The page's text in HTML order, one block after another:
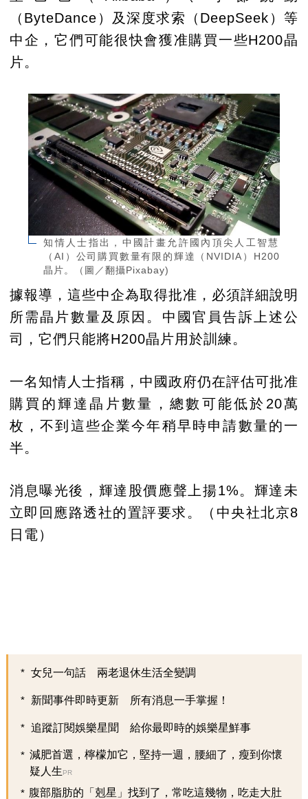
（ByteDance）及深度求索（DeepSeek）等
中企，它們可能很快會獲准購買一些H200晶
片。
知情人士指出，中國計畫允許國內頂尖人工智慧
（AI）公司購買數量有限的輝達（NVIDIA）H200
晶片。（圖／翻攝Pixabay)
據報導，這些中企為取得批准，必須詳細說明
所需晶片數量及原因。中國官員告訴上述公
司，它們只能將H200晶片用於訓練。
一名知情人士指稱，中國政府仍在評估可批准
購買的輝達晶片數量，總數可能低於20萬
枚，不到這些企業今年稍早時申請數量的一
半。
消息曝光後，輝達股價應聲上揚1%。輝達未
立即回應路透社的置評要求。（中央社北京8
日電）
女兒一句話 兩老退休生活全變調
新聞事件即時更新 所有消息一手掌握！
追蹤訂閱娛樂星聞 給你最即時的娛樂星鮮事
減肥首選，檸檬加它，堅持一週，腰細了，瘦到你懷
疑人生PR
腹部脂肪的「剋星」找到了，常吃這幾物，吃走大肚